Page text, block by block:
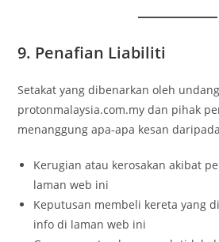
9. Penafian Liabiliti
Setakat yang dibenarkan oleh
protonmalaysia.com.my dan pihak
menanggung apa-apa kesan
Kerugian atau kerosakan akibat
laman web ini
Keputusan membeli kereta yang
info di laman web ini